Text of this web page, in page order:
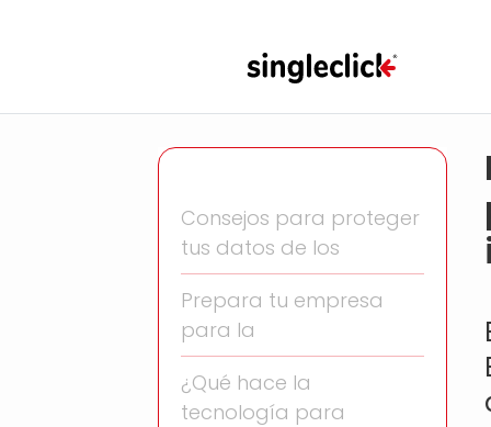
Consejos para proteger
tus datos de los
Prepara tu empresa
para la
¿Qué hace la
tecnología para